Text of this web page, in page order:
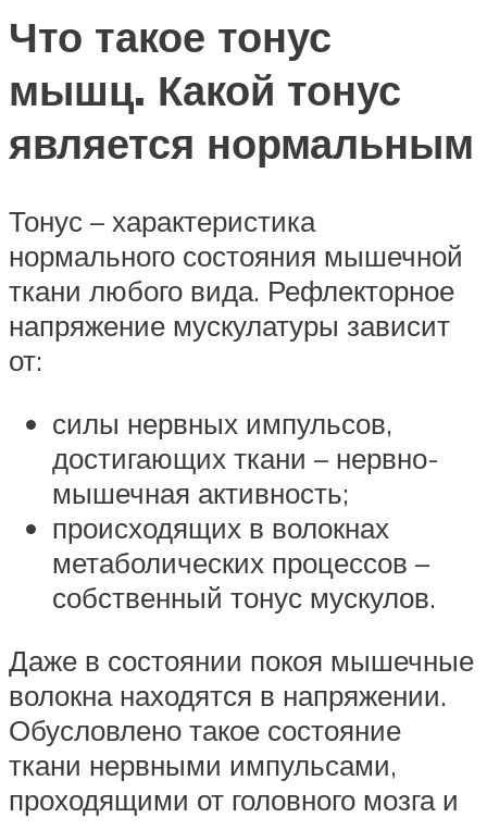
Что такое тонус
мышц. Какой тонус
является нормальным
Тонус – характеристика
нормального состояния мышечной
ткани любого вида. Рефлекторное
напряжение мускулатуры зависит
от:
силы нервных импульсов,
достигающих ткани – нервно-
мышечная активность;
происходящих в волокнах
метаболических процессов –
собственный тонус мускулов.
Даже в состоянии покоя мышечные
волокна находятся в напряжении.
Обусловлено такое состояние
ткани нервными импульсами,
проходящими от головного мозга и